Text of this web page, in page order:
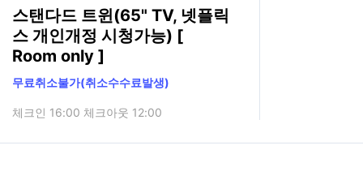
스탠다드 트윈(65" TV, 넷플릭
스 개인개정 시청가능) [
Room only ]
무료취소불가(취소수수료발생)
체크인 16:00 체크아웃 12:00